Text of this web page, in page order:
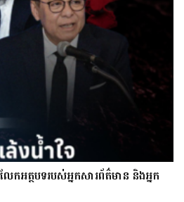
កអត្ថបទរបស់អ្នកសារព័ត៌មាន និងអ្នក